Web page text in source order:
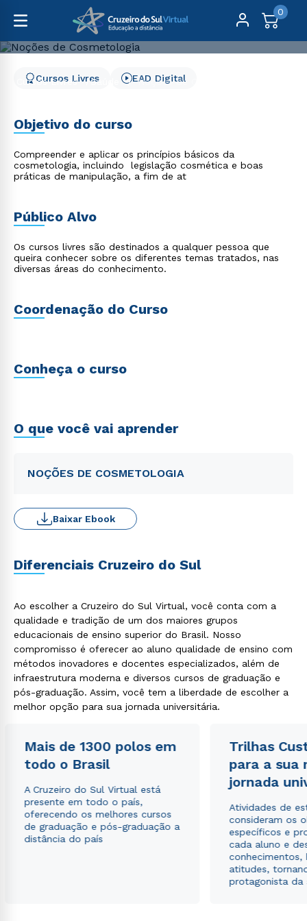
0
Cursos Livres Saúde Noções de Cosmetologia
Cursos Livres EAD Digital
Objetivo do curso
Compreender e aplicar os princípios básicos da
cosmetologia, incluindo legislação cosmética e boas
práticas de manipulação, a fim de at
Público Alvo
Os cursos livres são destinados a qualquer pessoa que
queira conhecer sobre os diferentes temas tratados, nas
diversas áreas do conhecimento.
Coordenação do Curso
Conheça o curso
O que você vai aprender
NOÇÕES DE COSMETOLOGIA
Baixar Ebook
Diferenciais Cruzeiro do Sul
Ao escolher a Cruzeiro do Sul Virtual, você conta com a
qualidade e tradição de um dos maiores grupos
educacionais de ensino superior do Brasil. Nosso
compromisso é oferecer ao aluno qualidade de ensino com
métodos inovadores e docentes especializados, além de
infraestrutura moderna e diversos cursos de graduação e
pós-graduação. Assim, você tem a liberdade de escolher a
melhor opção para sua jornada universitária.
Mais de 1300 polos em
todo o Brasil
A Cruzeiro do Sul Virtual está
presente em todo o país,
oferecendo os melhores cursos
de graduação e pós-graduação a
distância do país
Trilhas
para a sua
jornada
Atividades de
consideram os
específicos e
cada aluno e
conhecimentos,
atitudes,
protagonista da